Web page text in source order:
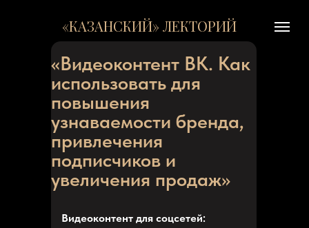
«Видеоконтент ВК. Как
использовать для
повышения
узнаваемости бренда,
привлечения
подписчиков и
увеличения продаж»
Видеоконтент для соцсетей:
«КАЗАНСКИЙ» ЛЕКТОРИЙ